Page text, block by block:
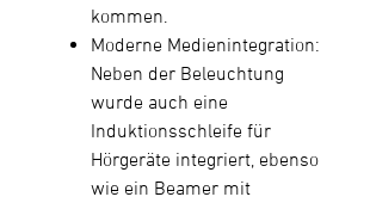
kommen.
Moderne Medienintegration:
Neben der Beleuchtung
wurde auch eine
Induktionsschleife für
Hörgeräte integriert, ebenso
wie ein Beamer mit